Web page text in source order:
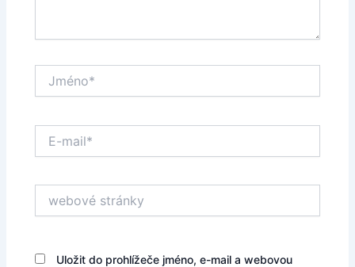
mail*
stránky
Uložit do prohlížeče jméno, e-mail a webovou